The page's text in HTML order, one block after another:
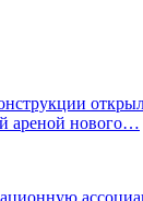
ареной нового…